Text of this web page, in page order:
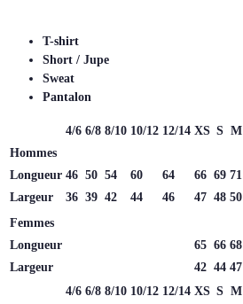
T-shirt
Short / Jupe
Sweat
Pantalon
4/6 6/8 8/10 10/12 12/14 XS S M
Hommes
Longueur 46 50 54 60 64 66 69 71
Largeur
36 39 42 44 46 47 48 50
Femmes
Longueur
65 66 68
Largeur
42 44 47
4/6 6/8 8/10 10/12 12/14 XS S M